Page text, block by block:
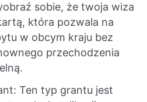
sobie, że twoja wiza
która pozwala na
w obcym kraju bez
przechodzenia
Ten typ grantu jest